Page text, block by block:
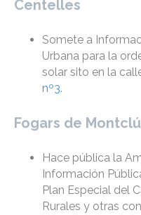
Centelles
Somete a
Urbana para la
solar sito en la
nº3.
Fogars de
Hace pública la
Información
Plan Especial del
Rurales y otras